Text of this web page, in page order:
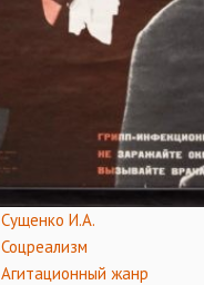
Сущенко И.А.
Соцреализм
Агитационный жанр